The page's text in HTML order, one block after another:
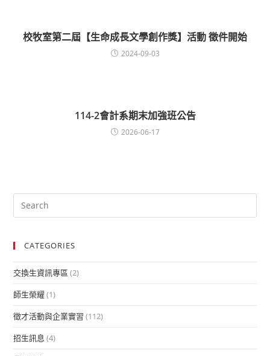
校牧室第二屆【生命成長文學創作獎】活動 徵件開始
2024-09-03
114-2會計系期末加強班公告
2026-06-17
CATEGORIES
交換生資訊專區 (2)
師生榮耀(1)
徵才活動與企業實習 (112)
招生訊息 (4)